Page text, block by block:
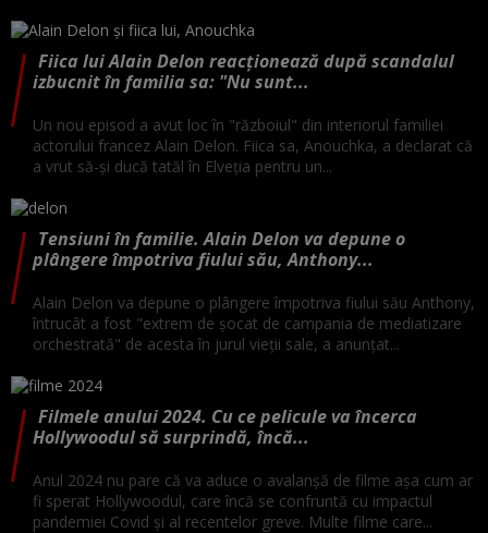
Fiica lui Alain Delon reacționează după scandalul
izbucnit în familia sa: "Nu sunt...
Un nou episod a avut loc în "războiul" din interiorul familiei
actorului francez Alain Delon. Fiica sa, Anouchka, a declarat că
a vrut să-şi ducă tatăl în Elveţia pentru un...
Tensiuni în familie. Alain Delon va depune o
plângere împotriva fiului său, Anthony...
Alain Delon va depune o plângere împotriva fiului său Anthony,
întrucât a fost "extrem de şocat de campania de mediatizare
orchestrată" de acesta în jurul vieţii sale, a anunţat...
Filmele anului 2024. Cu ce pelicule va încerca
Hollywoodul să surprindă, încă...
Anul 2024 nu pare că va aduce o avalanşă de filme aşa cum ar
fi sperat Hollywoodul, care încă se confruntă cu impactul
pandemiei Covid şi al recentelor greve. Multe filme care...